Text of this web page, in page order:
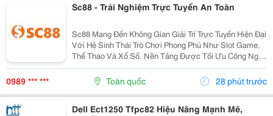
Sc88 - Trải Nghiệm Trực Tuyến An Toàn
Sc88 Mang Đến Không Gian Giải Trí Trực Tuyến Hiện Đại
Với Hệ Sinh Thái Trò Chơi Phong Phú Như Slot Game,
Thể Thao Và Xổ Số. Nền Tảng Được Tối Ưu Công Nghệ
Giúp Giao Dịch Nhanh, Bảo Mật An Toàn Và Vận Hành
Ổn Định Trên Mọi Thiết Bị. Thương Hiệu: Sc88...
0989 *** *** Toàn quốc 28 phút trước
Dell Ect1250 Tfpc82 Hiệu Năng Mạnh Mẽ,